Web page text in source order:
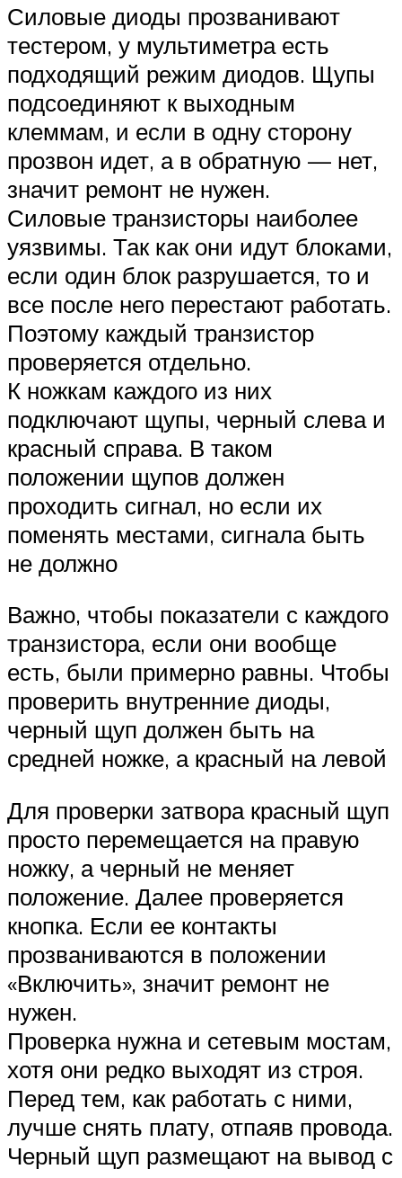
Силовые диоды прозванивают
тестером, у мультиметра есть
подходящий режим диодов. Щупы
подсоединяют к выходным
клеммам, и если в одну сторону
прозвон идет, а в обратную — нет,
значит ремонт не нужен.
Силовые транзисторы наиболее
уязвимы. Так как они идут блоками,
если один блок разрушается, то и
все после него перестают работать.
Поэтому каждый транзистор
проверяется отдельно.
К ножкам каждого из них
подключают щупы, черный слева и
красный справа. В таком
положении щупов должен
проходить сигнал, но если их
поменять местами, сигнала быть
не должно
Важно, чтобы показатели с каждого
транзистора, если они вообще
есть, были примерно равны. Чтобы
проверить внутренние диоды,
черный щуп должен быть на
средней ножке, а красный на левой
Для проверки затвора красный щуп
просто перемещается на правую
ножку, а черный не меняет
положение. Далее проверяется
кнопка. Если ее контакты
прозваниваются в положении
«Включить», значит ремонт не
нужен.
Проверка нужна и сетевым мостам,
хотя они редко выходят из строя.
Перед тем, как работать с ними,
лучше снять плату, отпаяв провода.
Черный щуп размещают на вывод с